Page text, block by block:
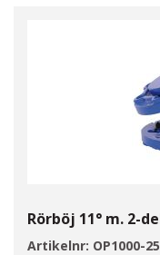
Rörböj 11° m. 2-
Artikelnr: OP1000-